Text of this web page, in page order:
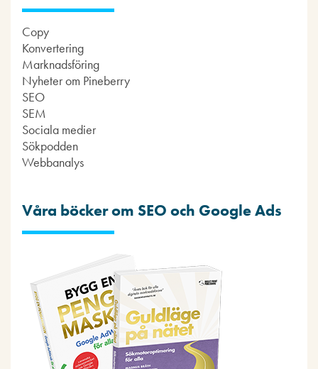
Copy
Konvertering
Marknadsföring
Nyheter om Pineberry
SEO
SEM
Sociala medier
Sökpodden
Webbanalys
Våra böcker om SEO och Google Ads